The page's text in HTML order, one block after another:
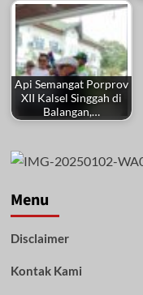
Api Semangat Porprov
XII Kalsel Singgah di
Balangan,…
Menu
Disclaimer
Kontak Kami